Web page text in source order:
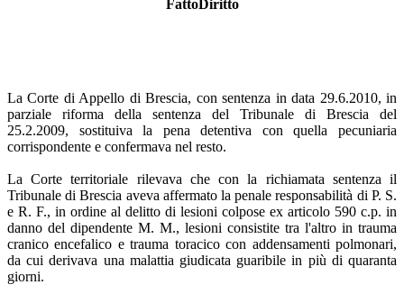
FattoDiritto
La Corte di Appello di Brescia, con sentenza in data 29.6.2010, in
parziale riforma della sentenza del Tribunale di Brescia del
25.2.2009, sostituiva la pena detentiva con quella pecuniaria
corrispondente e confermava nel resto.
La Corte territoriale rilevava che con la richiamata sentenza il
Tribunale di Brescia aveva affermato la penale responsabilità di P. S.
e R. F., in ordine al delitto di lesioni colpose ex articolo 590 c.p. in
danno del dipendente M. M., lesioni consistite tra l'altro in trauma
cranico encefalico e trauma toracico con addensamenti polmonari,
da cui derivava una malattia giudicata guaribile in più di quaranta
giorni.